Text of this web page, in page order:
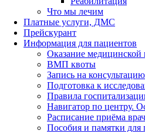
Что мы лечим
Платные услуги, ДМС
Прейскурант
Информация для пациентов
Оказание
ВМП квоты
Запись на
Подготовка к
Правила
Навигатор по центру.
Расписание приёма
Пособия и памятки для